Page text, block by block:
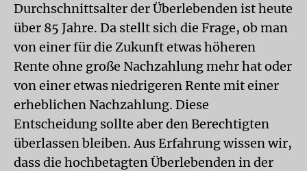
Durchschnittsalter der Überlebenden ist heute
über 85 Jahre. Da stellt sich die Frage, ob man
von einer für die Zukunft etwas höheren
Rente ohne große Nachzahlung mehr hat oder
von einer etwas niedrigeren Rente mit einer
erheblichen Nachzahlung. Diese
Entscheidung sollte aber den Berechtigten
überlassen bleiben. Aus Erfahrung wissen wir,
dass die hochbetagten Überlebenden in der